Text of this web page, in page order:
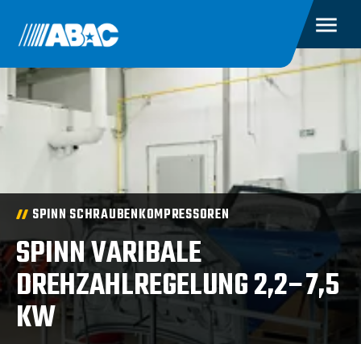
SPINN SCHRAUBENKOMPRESSOREN
SPINN VARIBALE
DREHZAHLREGELUNG 2,2–7,5
KW